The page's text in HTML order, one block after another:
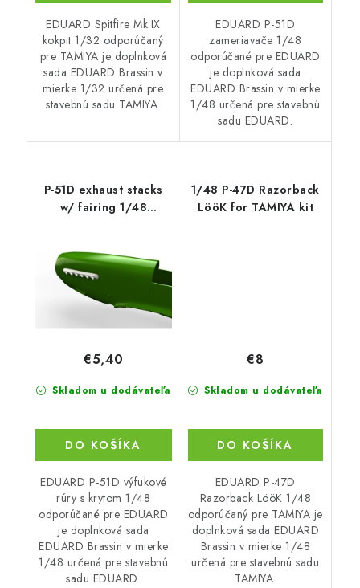
EDUARD Spitfire Mk.IX
kokpit 1/32 odporúčaný
pre TAMIYA je doplnková
sada EDUARD Brassin v
mierke 1/32 určená pre
stavebnú sadu TAMIYA.
EDUARD P-51D
zameriavače 1/48
odporúčané pre EDUARD
je doplnková sada
EDUARD Brassin v mierke
1/48 určená pre stavebnú
sadu EDUARD.
P-51D exhaust stacks
w/ fairing 1/48
Skladom u dodávateľa
€5,40
DO KOŠÍKA
EDUARD P-51D výfukové
rúry s krytom 1/48
odporúčané pre EDUARD
je doplnková sada
EDUARD Brassin v mierke
1/48 určená pre stavebnú
sadu EDUARD.
1/48 P-47D Razorback
LööK for TAMIYA kit
Skladom u dodávateľa
€8
DO KOŠÍKA
EDUARD P-47D
Razorback LööK 1/48
odporúčaný pre TAMIYA je
doplnková sada EDUARD
Brassin v mierke 1/48
určená pre stavebnú sadu
TAMIYA.